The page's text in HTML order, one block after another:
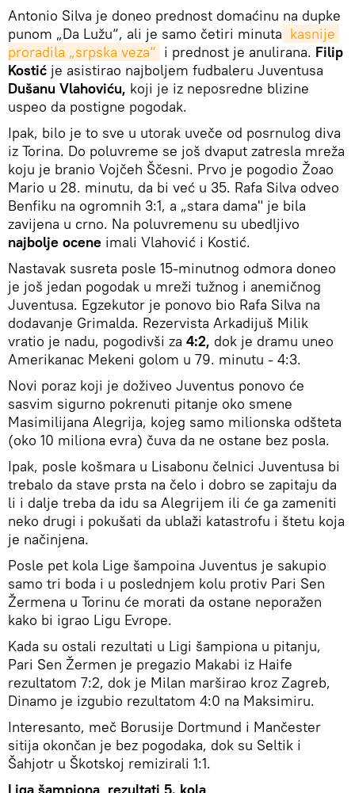
Antonio Silva je doneo prednost domaćinu na dupke
punom „Da Lužu“, ali je samo četiri minuta kasnije
proradila „srpska veza“ i prednost je anulirana. Filip
Kostić je asistirao najboljem fudbaleru Juventusa
Dušanu Vlahoviću, koji je iz neposredne blizine
uspeo da postigne pogodak.
Ipak, bilo je to sve u utorak uveče od posrnulog diva
iz Torina. Do poluvreme se još dvaput zatresla mreža
koju je branio Vojčeh Ščesni. Prvo je pogodio Žoao
Mario u 28. minutu, da bi već u 35. Rafa Silva odveo
Benfiku na ogromnih 3:1, a „stara dama" je bila
zavijena u crno. Na poluvremenu su ubedljivo
najbolje ocene imali Vlahović i Kostić.
Nastavak susreta posle 15-minutnog odmora doneo
je još jedan pogodak u mreži tužnog i anemičnog
Juventusa. Egzekutor je ponovo bio Rafa Silva na
dodavanje Grimalda. Rezervista Arkadijuš Milik
vratio je nadu, pogodivši za 4:2, dok je dramu uneo
Amerikanac Mekeni golom u 79. minutu - 4:3.
Novi poraz koji je doživeo Juventus ponovo će
sasvim sigurno pokrenuti pitanje oko smene
Masimilijana Alegrija, kojeg samo milionska odšteta
(oko 10 miliona evra) čuva da ne ostane bez posla.
Ipak, posle košmara u Lisabonu čelnici Juventusa bi
trebalo da stave prsta na čelo i dobro se zapitaju da
li i dalje treba da idu sa Alegrijem ili će ga zameniti
neko drugi i pokušati da ublaži katastrofu i štetu koja
je načinjena.
Posle pet kola Lige šampoina Juventus je sakupio
samo tri boda i u poslednjem kolu protiv Pari Sen
Žermena u Torinu će morati da ostane neporažen
kako bi igrao Ligu Evrope.
Kada su ostali rezultati u Ligi šampiona u pitanju,
Pari Sen Žermen je pregazio Makabi iz Haife
rezultatom 7:2, dok je Milan marširao kroz Zagreb,
Dinamo je izgubio rezultatom 4:0 na Maksimiru.
Interesanto, meč Borusije Dortmund i Mančester
sitija okončan je bez pogodaka, dok su Seltik i
Šahjotr u Škotskoj remizirali 1:1.